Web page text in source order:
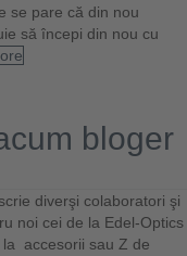
se pare că din nou
să începi din nou cu
bloger
diverşi colaboratori şi
noi cei de la Edel-Optics
la accesorii sau Z de